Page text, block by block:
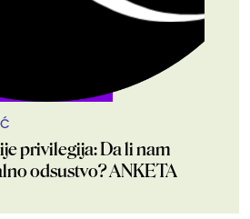
privilegija: Da li nam
odsustvo? ANKETA